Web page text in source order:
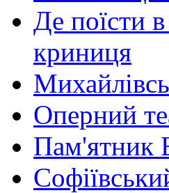
Де поїсти
криниця
Оперний
Пам'ятник